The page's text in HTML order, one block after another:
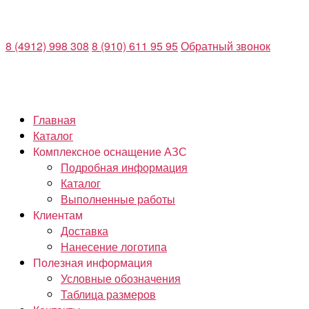
содержимому
8 (4912) 998 308 8 (910) 611 95 95Обратный звонок
Главная
Каталог
Комплексное оснащение АЗС
Подробная информация
Каталог
Выполненные работы
Клиентам
Доставка
Нанесение логотипа
Полезная информация
Условные обозначения
Таблица размеров